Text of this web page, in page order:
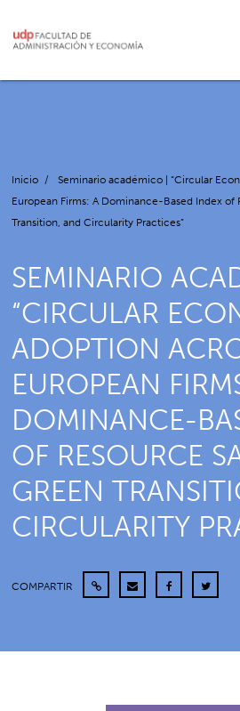
Inicio /
Seminario académico | “Circular
European Firms: A Dominance-Based Index of
Transition, and Circularity Practices”
SEMINARIO
“CIRCULAR
ADOPTION
EUROPEAN
DOMINANCE-
OF RESOURCE
GREEN
CIRCULARITY
COMPARTIR